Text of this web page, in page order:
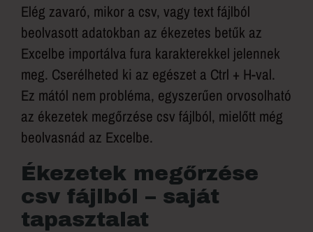
Elég zavaró, mikor a csv, vagy text fájlból
beolvasott adatokban az ékezetes betűk az
Excelbe importálva fura karakterekkel jelennek
meg. Cserélheted ki az egészet a Ctrl + H-val.
Ez mától nem probléma, egyszerűen orvosolható
az ékezetek megőrzése csv fájlból, mielőtt még
beolvasnád az Excelbe.
Ékezetek megőrzése
csv fájlból – saját
tapasztalat